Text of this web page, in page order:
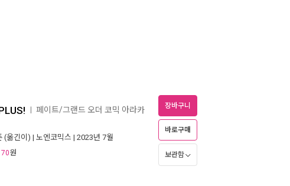
페이트/그랜드 오더 코믹 아라카
(옮긴이) | 노엔코믹스 | 2023년 7월
원
장바구니
바로구매
보관함